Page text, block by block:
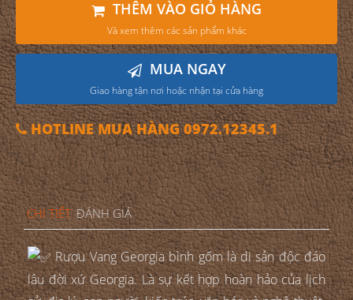
THÊM VÀO GIỎ HÀNG
Và xem thêm các sản phẩm khác
MUA NGAY
Giao hàng tận nơi hoặc nhận tại cửa hàng
HOTLINE MUA HÀNG 0972.12345.1
CHI TIẾT ĐÁNH GIÁ
Rượu Vang Georgia bình gốm là di sản độc đáo
lâu đời xứ Georgia. Là sự kết hợp hoàn hảo của lịch